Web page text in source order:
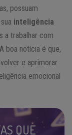
possuam
inteligência
a trabalhar com
boa notícia é que,
e aprimorar
emocional
QUE